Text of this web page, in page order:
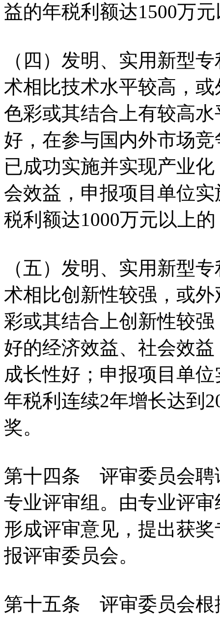
益的年税利额达1500万
（四）发明、实用新型
术相比技术水平较高，
色彩或其结合上有较高
好，在参与国内外市场
已成功实施并实现产业
会效益，申报项目单位
税利额达1000万元以上
（五）发明、实用新型
术相比创新性较强，或
彩或其结合上创新性较
好的经济效益、社会效
成长性好；申报项目单
年税利连续2年增长达到
奖。
第十四条 评审委员会聘
专业评审组。由专业评
形成评审意见，提出获
报评审委员会。
第十五条 评审委员会根